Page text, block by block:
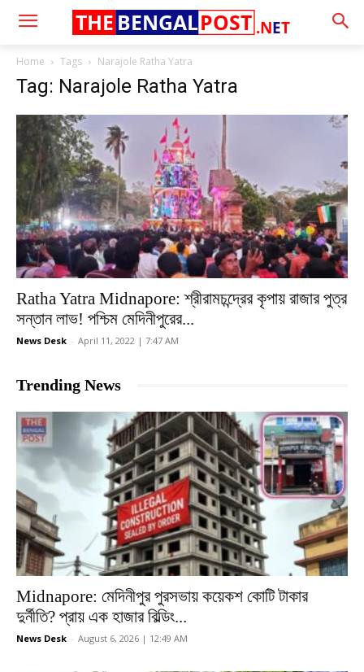
.NET
THE BENGALPOST
Home Tags Narajole Ratha Yatra
Tag: Narajole Ratha Yatra
Ratha Yatra Midnapore: শ্রীরামচন্দ্রের কৃপায় রাজার পুত্র
সন্তান লাভ! পশ্চিম মেদিনীপুরের...
News Desk - April 11, 2022 | 7:47 AM
Trending News
Midnapore: মেদিনীপুর পুরসভায় কয়েকশ কোটি টাকার
দুর্নীতি? প্রায় এক হাজার বিল্ডিং...
News Desk - August 6, 2026 | 12:49 AM